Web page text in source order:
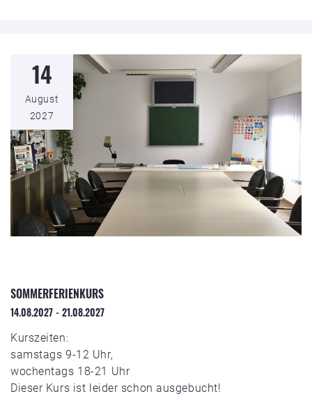
14
August
2027
SOMMERFERIENKURS
14.08.2027 - 21.08.2027
Kurszeiten:
samstags 9-12 Uhr,
wochentags 18-21 Uhr
Dieser Kurs ist leider schon ausgebucht!